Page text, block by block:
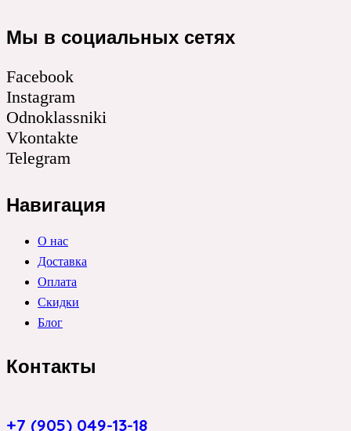
Мы в социальных сетях
Facebook
Instagram
Odnoklassniki
Vkontakte
Telegram
Навигация
О нас
Доставка
Оплата
Скидки
Блог
Контакты
+7 (905) 049-13-18